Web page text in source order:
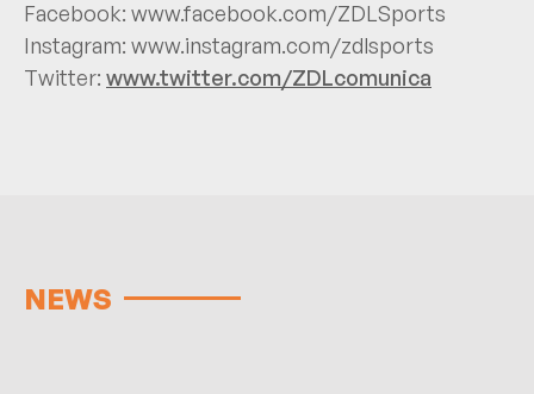
Facebook: www.facebook.com/ZDLSports
Instagram: www.instagram.com/zdlsports
Twitter: www.twitter.com/ZDLcomunica
NEWS